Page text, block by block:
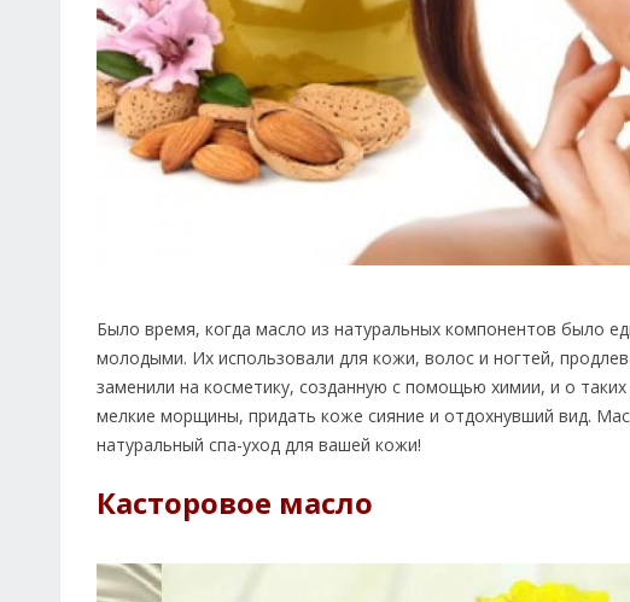
Было время, когда масло из натуральных компонентов было
молодыми. Их использовали для кожи, волос и ногтей,
заменили на косметику, созданную с помощью химии, и о
мелкие морщины, придать коже сияние и отдохнувший вид.
натуральный спа-уход для вашей кожи!
Касторовое масло